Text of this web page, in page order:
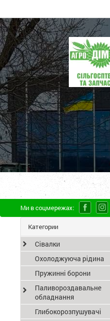
ПП
центр"
-
продаж
техніки
та
Ми в соцмережах:
Категории
Сівалки
Охолоджуюча рідина
Пружинні борони
Паливороздавальне
обладнання
Глибокорозпушувачі